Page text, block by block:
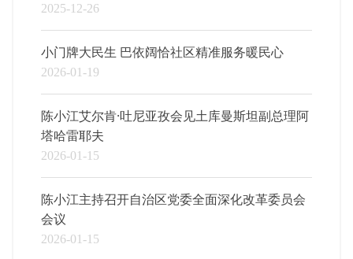
2025-12-26
小门牌大民生 巴依阔恰社区精准服务暖民心
2026-01-19
陈小江艾尔肯·吐尼亚孜会见土库曼斯坦副总理阿
塔哈雷耶夫
2026-01-15
陈小江主持召开自治区党委全面深化改革委员会
会议
2026-01-15